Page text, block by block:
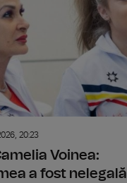
20:23
Voinea:
a fost nelegală